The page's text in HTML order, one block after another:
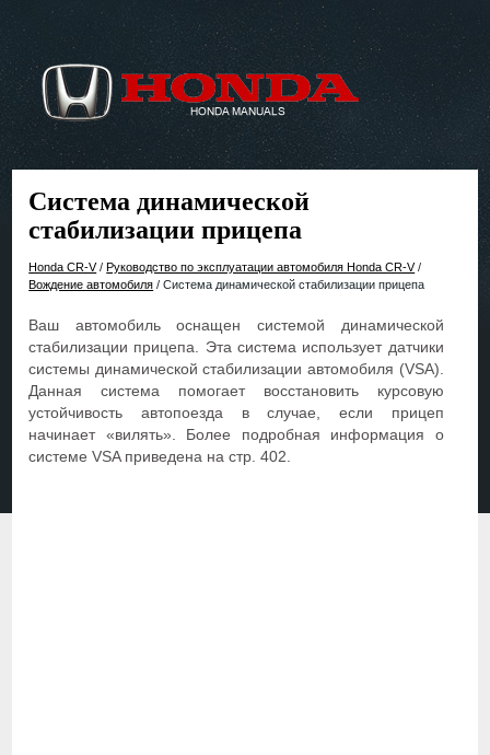
Система динамической
стабилизации прицепа
Honda CR-V/Руководство по эксплуатации автомобиля Honda CR-V/
Вождение автомобиля / Система динамической стабилизации прицепа
Ваш автомобиль оснащен системой динамической
стабилизации прицепа. Эта система использует датчики
системы динамической стабилизации автомобиля (VSA).
Данная система помогает восстановить курсовую
устойчивость автопоезда в случае, если прицеп
начинает «вилять». Более подробная информация о
системе VSA приведена на стр. 402.